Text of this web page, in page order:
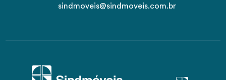
sindmoveis@sindmoveis.com.br